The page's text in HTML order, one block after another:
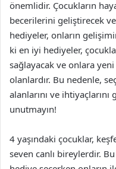
önemlidir. Çocukların
becerilerini geliştirecek
hediyeler, onların
ki en iyi hediyeler,
sağlayacak ve onlara
olanlardır. Bu nedenle,
alanlarını ve
unutmayın!
4 yaşındaki çocuklar,
seven canlı bireylerdir.